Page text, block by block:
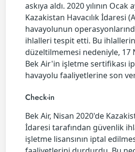
askıya aldı. 2020 yılının Ocak
Kazakistan Havacılık İdaresi
havayolunun
ihlalleri tespit etti. Bu ihlallerin
düzeltilmemesi nedeniyle, 17
Bek Air'in işletme sertifikası
havayolu faaliyetlerine son
Check-in
Bek Air, Nisan 2020'de
İdaresi tarafından güvenlik
işletme lisansının iptal